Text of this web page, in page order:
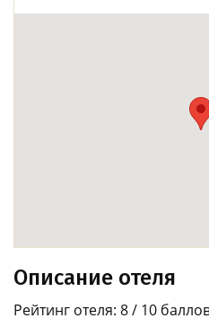
Описание отеля
Рейтинг отеля: 8 / 10